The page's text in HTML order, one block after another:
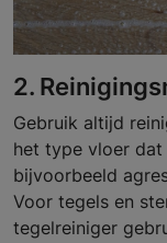
2.
Gebruik altijd
het type vloer dat
bijvoorbeeld
Voor tegels en
tegelreiniger